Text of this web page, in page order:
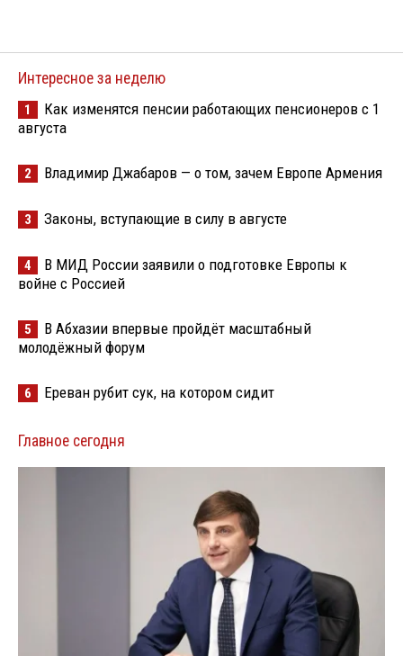
Интересное за неделю
1
Как изменятся пенсии работающих пенсионеров с 1
августа
2 Владимир Джабаров — о том, зачем Европе Армения
3 Законы, вступающие в силу в августе
4
В МИД России заявили о подготовке Европы к
войне с Россией
5
В Абхазии впервые пройдёт масштабный
молодёжный форум
6 Ереван рубит сук, на котором сидит
Главное сегодня